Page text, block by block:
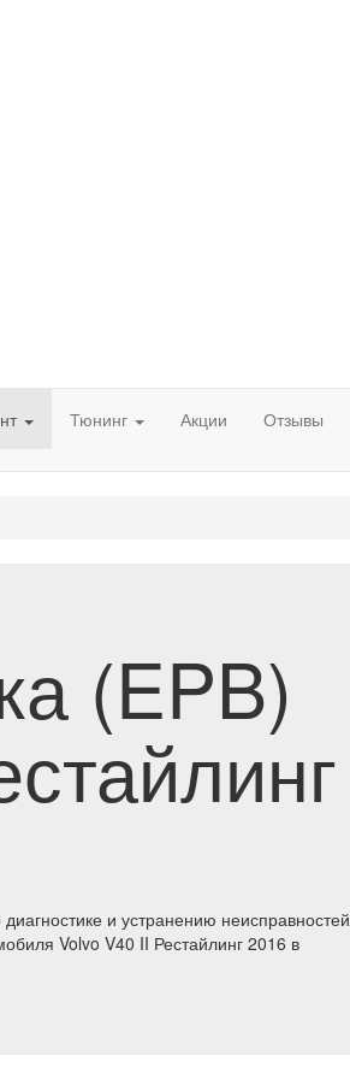
Тюнинг Акции Отзывы
(EPB)
и устранению неисправностей
Volvo V40 II Рестайлинг 2016 в